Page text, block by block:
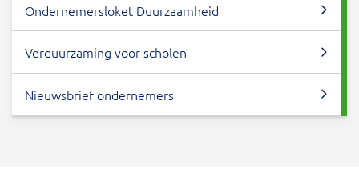
Ondernemersloket Duurzaamheid
Verduurzaming voor scholen
Nieuwsbrief ondernemers